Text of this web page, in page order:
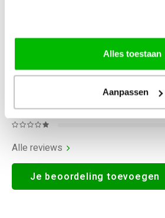
Alles toestaan
Aanpassen
Alle reviews
Je beoordeling toevoegen